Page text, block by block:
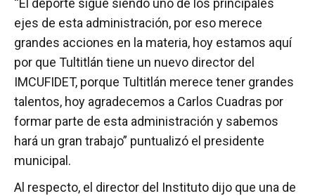
“El deporte sigue siendo uno de los principales
ejes de esta administración, por eso merece
grandes acciones en la materia, hoy estamos aquí
por que Tultitlán tiene un nuevo director del
IMCUFIDET, porque Tultitlán merece tener grandes
talentos, hoy agradecemos a Carlos Cuadras por
formar parte de esta administración y sabemos
hará un gran trabajo” puntualizó el presidente
municipal.
Al respecto, el director del Instituto dijo que una de